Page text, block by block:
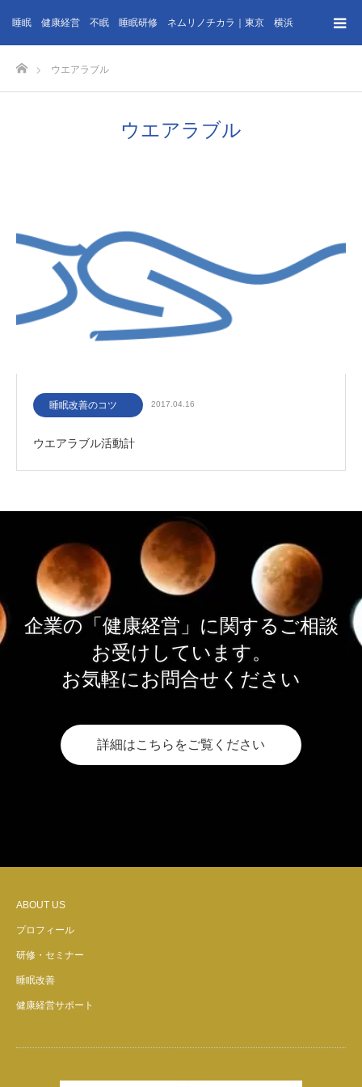
睡眠 健康経営 不眠 睡眠研修 ネムリノチカラ｜東京 横浜
ホーム
ウエアラブル
ウエアラブル
睡眠改善のコツ 2017.04.16
ウエアラブル活動計
企業の「健康経営」に関するご相談
お受けしています。
お気軽にお問合せください
詳細はこちらをご覧ください
ABOUT US
プロフィール
研修・セミナー
睡眠改善
健康経営サポート